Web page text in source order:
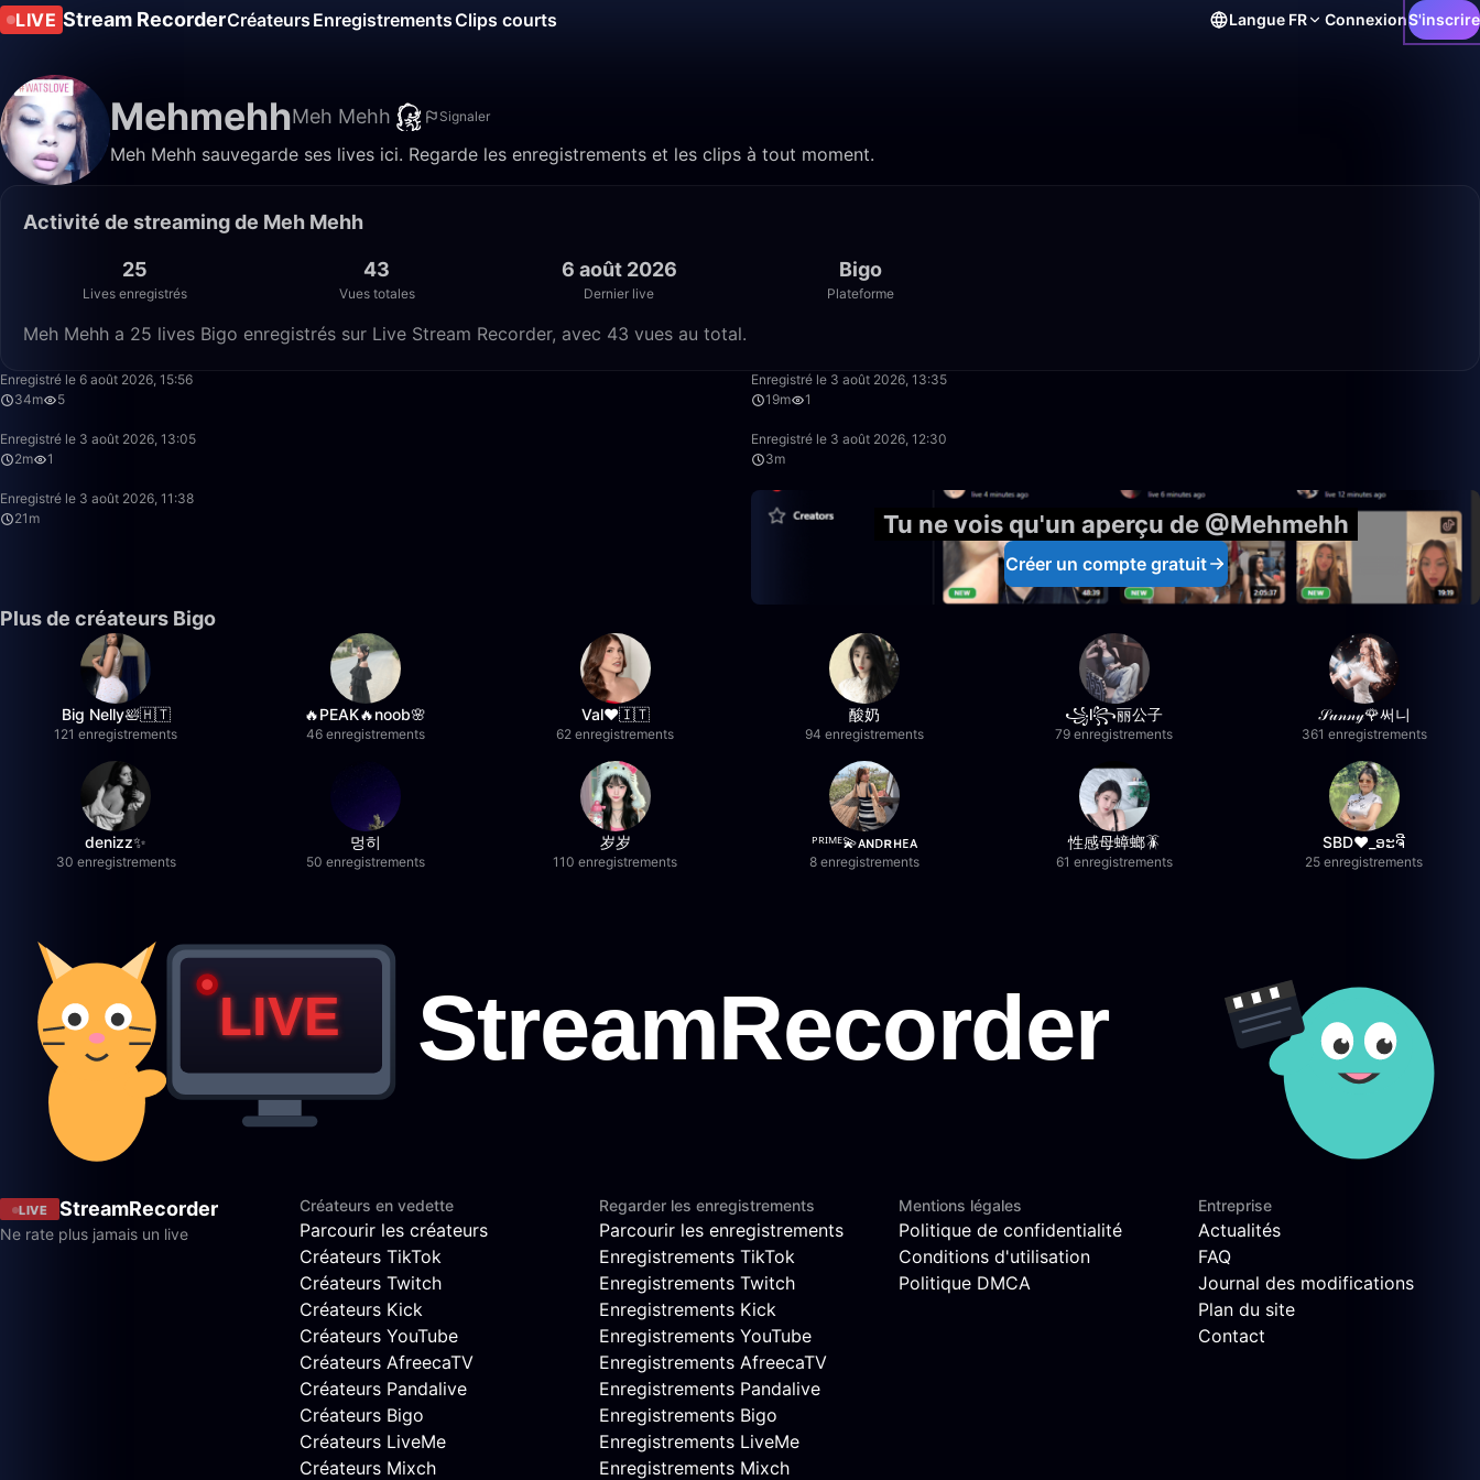
LIVE Stream RecorderCréateurs EnregistrementsClips courts Langue FR ConnexionS'inscrire
MehmehhMeh Mehh Signaler
Meh Mehh sauvegarde ses lives ici. Regarde les enregistrements et les clips à tout moment.
Activité de streaming de Meh Mehh
25
Lives enregistrés
43
Vues totales
6 août 2026
Dernier live
Bigo
Plateforme
Meh Mehh a 25 lives Bigo enregistrés sur Live Stream Recorder, avec 43 vues au total.
Enregistré le 6 août 2026, 15:56
34m
5
Enregistré le 3 août 2026, 13:35
19m
1
Enregistré le 3 août 2026, 13:05
2m
1
Enregistré le 3 août 2026, 12:30
3m
Enregistré le 3 août 2026, 11:38
21m
Tu ne vois qu'un aperçu de @Mehmehh
Créer un compte gratuit
Plus de créateurs Bigo
Big Nelly🛀🇭🇹
121 enregistrements
🔥PEAK🔥noob🌸
46 enregistrements
Val❤️🇮🇹
62 enregistrements
酸奶
94 enregistrements
꧁l꧂丽公子
79 enregistrements
𝒮𝓊𝓃𝓃𝓎🌹써니
361 enregistrements
denizz✨
30 enregistrements
멍히
50 enregistrements
岁岁
110 enregistrements
ᴾᴿᴵᴹᴱ💫ᴀɴᴅʀʜᴇᴀ
8 enregistrements
性感母蟑螂🪳
61 enregistrements
SBD❤️_ອະຈີ
25 enregistrements
LIVE StreamRecorder
Ne rate plus jamais un live
Créateurs en vedette
Parcourir les créateurs
Créateurs TikTok
Créateurs Twitch
Créateurs Kick
Créateurs YouTube
Créateurs AfreecaTV
Créateurs Pandalive
Créateurs Bigo
Créateurs LiveMe
Créateurs Mixch
Regarder les enregistrements
Parcourir les enregistrements
Enregistrements TikTok
Enregistrements Twitch
Enregistrements Kick
Enregistrements YouTube
Enregistrements AfreecaTV
Enregistrements Pandalive
Enregistrements Bigo
Enregistrements LiveMe
Enregistrements Mixch
Mentions légales
Politique de confidentialité
Conditions d'utilisation
Politique DMCA
Entreprise
Actualités
FAQ
Journal des modifications
Plan du site
Contact